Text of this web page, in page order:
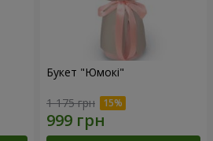
Букет "Юмокі"
1 175 грн